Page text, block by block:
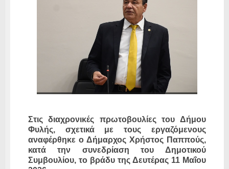
Στις διαχρονικές πρωτοβουλίες του Δήμου
Φυλής, σχετικά με τους εργαζόμενους
αναφέρθηκε ο Δήμαρχος Χρήστος Παππούς,
κατά την συνεδρίαση του Δημοτικού
Συμβουλίου, το βράδυ της Δευτέρας 11 Μαΐου